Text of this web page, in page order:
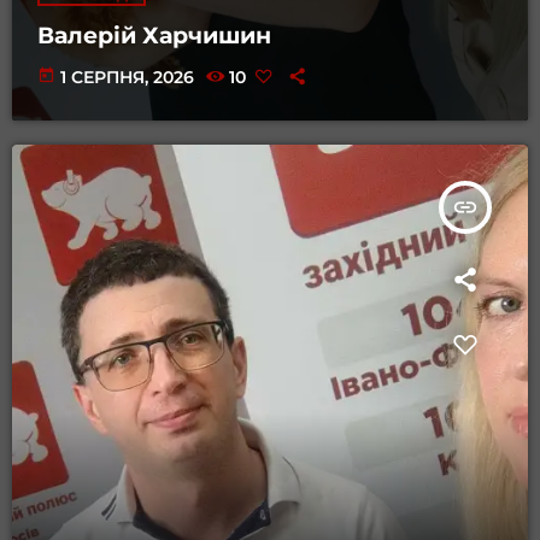
Валерій Харчишин
today 1 СЕРПНЯ, 2026 10
insert_link